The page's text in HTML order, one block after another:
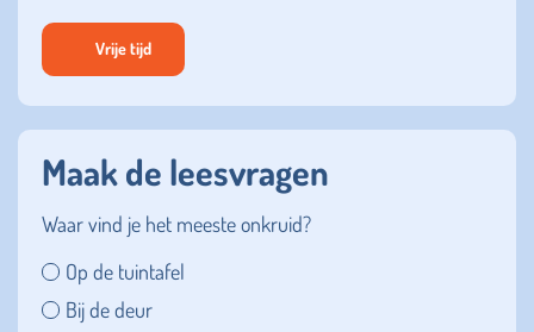
Vrije tijd
Maak de leesvragen
Waar vind je het meeste onkruid?
Op de tuintafel
Bij de deur